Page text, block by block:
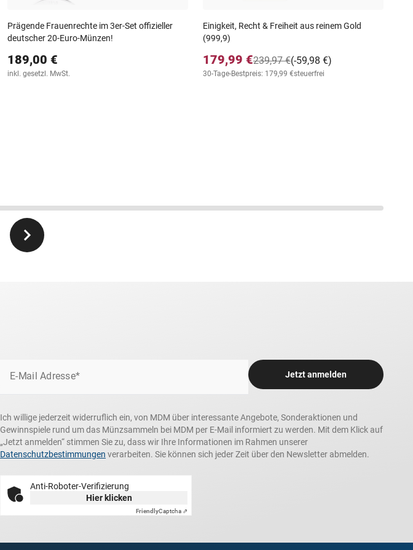
Prägende Frauenrechte im 3er‑Set offizieller
deutscher 20‑Euro‑Münzen!
189,00 €
inkl. gesetzl. MwSt.
Einigkeit, Recht & Freiheit aus reinem Gold
(999,9)
179,99 € (-59,98 €)
239,97 €
30-Tage-Bestpreis: 179,99 €steuerfrei
E-Mail Adresse* Jetzt anmelden
Ich willige jederzeit widerruflich ein, von MDM über interessante Angebote, Sonderaktionen und
Gewinnspiele rund um das Münzsammeln bei MDM per E-Mail informiert zu werden. Mit dem Klick auf
„Jetzt anmelden“ stimmen Sie zu, dass wir Ihre Informationen im Rahmen unserer
Datenschutzbestimmungen verarbeiten. Sie können sich jeder Zeit über den Newsletter abmelden.
Anti-Roboter-Verifizierung
Hier klicken
FriendlyCaptcha ⇗